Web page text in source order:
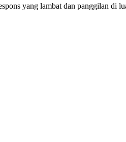
yang lambat dan panggilan di